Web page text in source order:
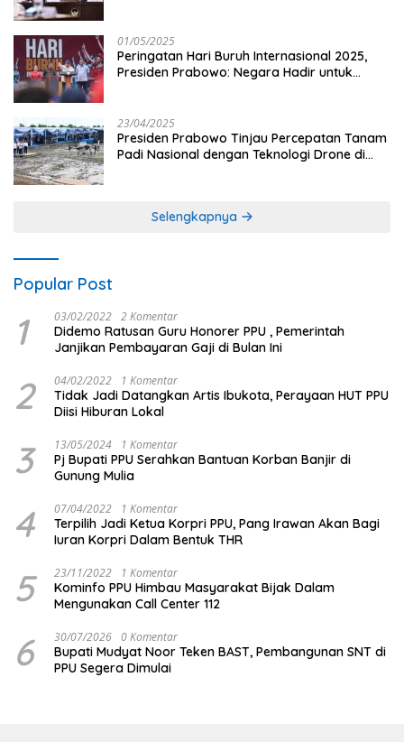
01/05/2025
Peringatan Hari Buruh Internasional 2025,
Presiden Prabowo: Negara Hadir untuk
23/04/2025
Presiden Prabowo Tinjau Percepatan Tanam
Padi Nasional dengan Teknologi Drone di
Selengkapnya
Popular Post
1 03/02/2022 2 Komentar
Didemo Ratusan Guru Honorer PPU , Pemerintah
Janjikan Pembayaran Gaji di Bulan Ini
2 04/02/2022 1 Komentar
Tidak Jadi Datangkan Artis Ibukota, Perayaan HUT PPU
Diisi Hiburan Lokal
3 13/05/2024 1 Komentar
Pj Bupati PPU Serahkan Bantuan Korban Banjir di
Gunung Mulia
4 07/04/2022 1 Komentar
Terpilih Jadi Ketua Korpri PPU, Pang Irawan Akan Bagi
Iuran Korpri Dalam Bentuk THR
5 23/11/2022 1 Komentar
Kominfo PPU Himbau Masyarakat Bijak Dalam
Mengunakan Call Center 112
6 30/07/2026 0 Komentar
Bupati Mudyat Noor Teken BAST, Pembangunan SNT di
PPU Segera Dimulai